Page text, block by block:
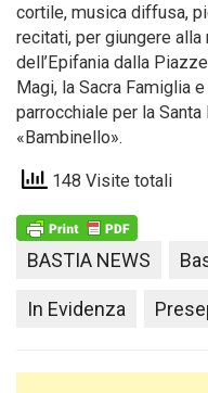
cortile, musica diffusa,
recitati, per giungere
dell’Epifania dalla
Magi, la Sacra Famiglia
parrocchiale per la
«Bambinello».
148 Visite totali
BASTIA NEWS
In Evidenza